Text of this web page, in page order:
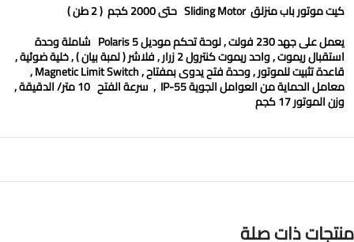
كيت موتور باب منزلقSliding Motor حتى2000كجم ( 2 طن )
يعمل على جهد 230 فولت , لوحة تحكم موديل
Polaris 5 شاملة وحدة
استقبال ريموت , واحد ريموت كنترول 2 زرار , فلاشر ( لمبة بيان ) , خلية ضوئية ,
قاعدة تثبيت للموتور , وحدة فتح يدوى بمفتاح ,Magnetic Limit Switch
,
معامل الحماية من العوامل الجويةIP-55 , سرعة الفتح 10متر/ الدقيقة ,
وزن الموتور17كجم
منتجات ذات صلة